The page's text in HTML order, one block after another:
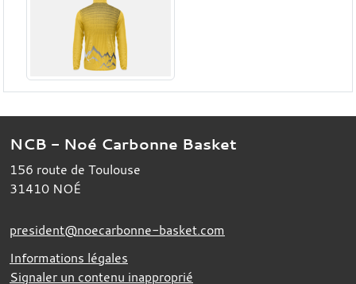
NCB - Noé Carbonne Basket
156 route de Toulouse
31410 NOÉ
president@noecarbonne-basket.com
Informations légales
Signaler un contenu inapproprié